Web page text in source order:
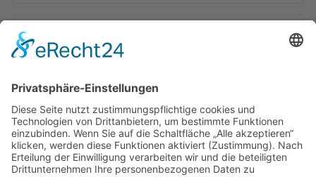
Erstbemusterung & EMPB
VDA Band 2, PPAP Level 3 — normgerecht dokumentierte
Bauteilvermessung
3D-Messung nach Zeichnung — Frästeile, Drehteile, Guss
und mehr. →